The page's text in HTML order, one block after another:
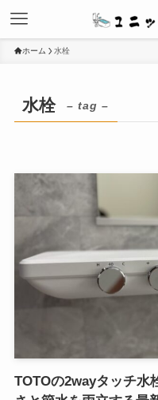
ホーム 水栓
水栓 – tag –
TOTOの2wayタッチ水